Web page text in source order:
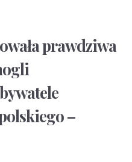
prawdziwa
–